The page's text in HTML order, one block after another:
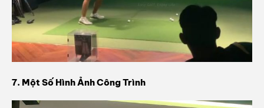
7. Một Số Hình Ảnh Công Trình